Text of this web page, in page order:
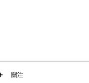
63 追蹤者
關注